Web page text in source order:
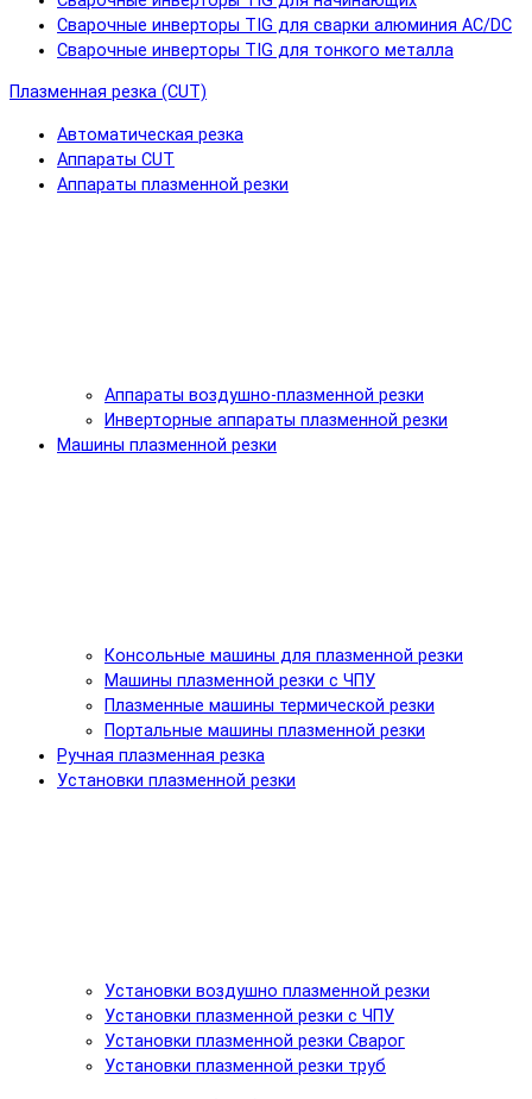
Сварочные инверторы TIG для сварки алюминия AC/DC
Сварочные инверторы TIG для тонкого металла
Плазменная резка (CUT)
Автоматическая резка
Аппараты CUT
Аппараты плазменной резки
Аппараты воздушно-плазменной резки
Инверторные аппараты плазменной резки
Машины плазменной резки
Консольные машины для плазменной резки
Машины плазменной резки с ЧПУ
Плазменные машины термической резки
Портальные машины плазменной резки
Ручная плазменная резка
Установки плазменной резки
Установки воздушно плазменной резки
Установки плазменной резки с ЧПУ
Установки плазменной резки Сварог
Установки плазменной резки труб